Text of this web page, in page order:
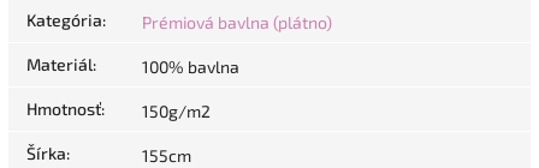
Kategória: Prémiová bavlna (plátno)
Materiál: 100% bavlna
Hmotnosť: 150g/m2
Šírka: 155cm